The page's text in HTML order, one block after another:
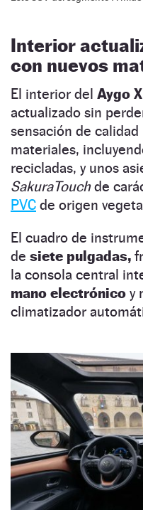
Interior
con nuevos
El interior del Aygo
actualizado sin
sensación de
materiales,
recicladas, y unos
SakuraTouchde
PVC de origen
El cuadro de
de siete pulgadas,
la consola central
mano electrónico y
climatizador